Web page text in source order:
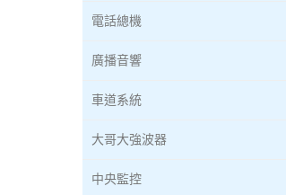
電話總機
廣播音響
車道系統
大哥大強波器
中央監控